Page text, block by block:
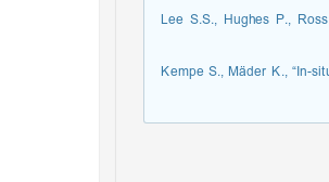
27. Lee S.S., Hughes P.,
28. Kempe S., Mäder K.,